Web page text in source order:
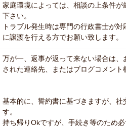
家庭環境によっては、相談の上条件
下さい。
トラブル発生時は専門の行政書士が
に譲渡を行える方でお願い致します。
万が一、返事が返って来ない場合は
された連絡先、またはブログコメント
基本的に、誓約書に基づきますが、
す。
持ち帰りOkですが、手続き等のため